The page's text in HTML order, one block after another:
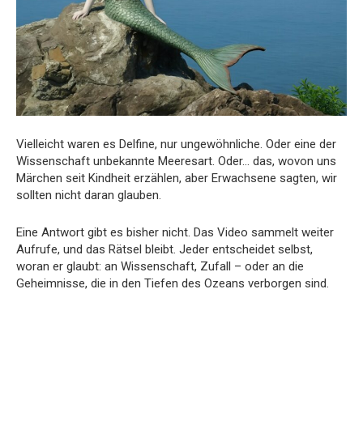
Vielleicht waren es Delfine, nur ungewöhnliche. Oder eine der
Wissenschaft unbekannte Meeresart. Oder… das, wovon uns
Märchen seit Kindheit erzählen, aber Erwachsene sagten, wir
sollten nicht daran glauben.
Eine Antwort gibt es bisher nicht. Das Video sammelt weiter
Aufrufe, und das Rätsel bleibt. Jeder entscheidet selbst,
woran er glaubt: an Wissenschaft, Zufall – oder an die
Geheimnisse, die in den Tiefen des Ozeans verborgen sind.